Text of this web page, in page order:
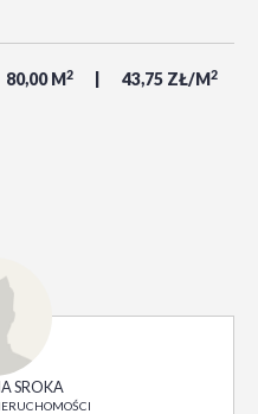
80,00 M2 43,75 ZŁ/M2
SROKA